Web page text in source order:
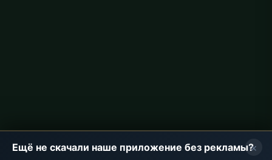
×
Ещё не скачали наше приложение без рекламы?